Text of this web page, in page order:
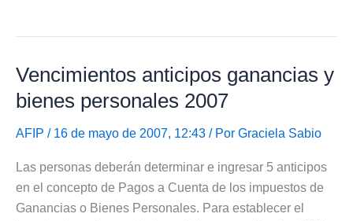
y
pagos
de
la
Vencimientos anticipos ganancias y
bienes personales 2007
AFIP / 16 de mayo de 2007, 12:43 / Por Graciela Sabio
Las personas deberán determinar e ingresar 5 anticipos
en el concepto de Pagos a Cuenta de los impuestos de
Ganancias o Bienes Personales. Para establecer el